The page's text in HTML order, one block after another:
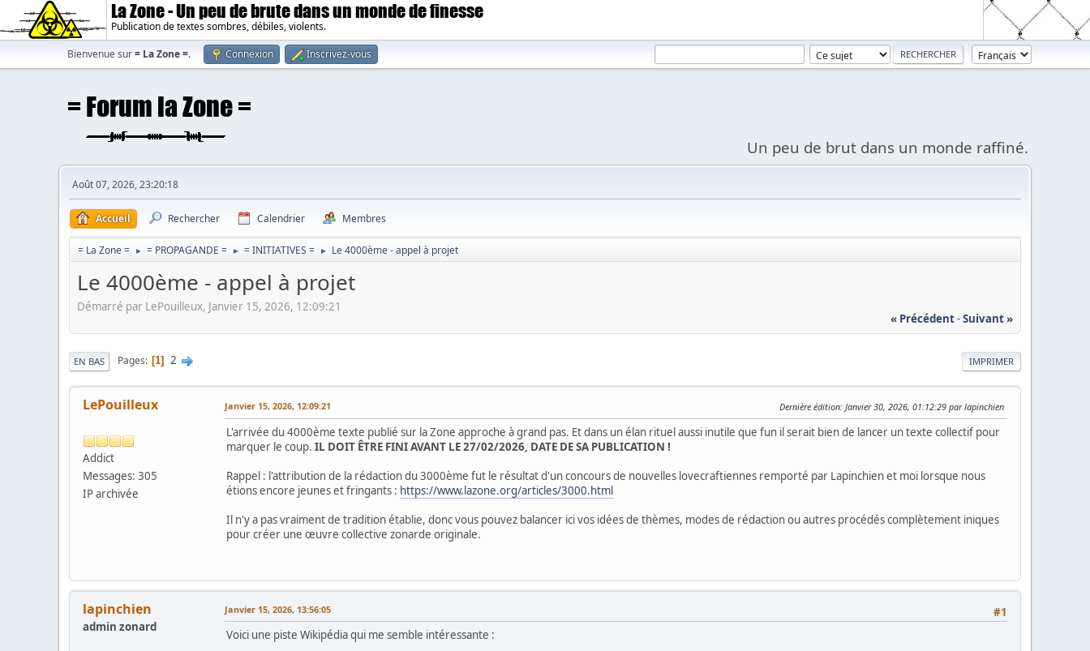
La Zone - Un peu de brute dans un monde de finesse
Publication de textes sombres, débiles, violents.
Bienvenue sur= La Zone =. Connexion Inscrivez-vous
Un peu de brut dans un monde raffiné.
Août 07, 2026, 23:20:18
Accueil Rechercher Calendrier Membres
= La Zone = ► = PROPAGANDE = ► = INITIATIVES = ► Le 4000ème - appel à projet
Le 4000ème - appel à projet
Démarré par LePouilleux, Janvier 15, 2026, 12:09:21
« Précédent-Suivant »
IMPRIMER
EN BAS Pages 1 2
LePouilleux
Addict
Messages: 305
IP archivée
Janvier 15, 2026, 12:09:21 Dernière édition: Janvier 30, 2026, 01:12:29 par lapinchien
L'arrivée du 4000ème texte publié sur la Zone approche à grand pas. Et dans un élan rituel aussi inutile que fun il serait bien de lancer un texte collectif pour
marquer le coup. IL DOIT ÊTRE FINI AVANT LE 27/02/2026, DATE DE SA PUBLICATION !
Rappel : l'attribution de la rédaction du 3000ème fut le résultat d'un concours de nouvelles lovecraftiennes remporté par Lapinchien et moi lorsque nous
étions encore jeunes et fringants : https://www.lazone.org/articles/3000.html
Il n'y a pas vraiment de tradition établie, donc vous pouvez balancer ici vos idées de thèmes, modes de rédaction ou autres procédés complètement iniques
pour créer une œuvre collective zonarde originale.
lapinchien
admin zonard
#1
Janvier 15, 2026, 13:56:05
Voici une piste Wikipédia qui me semble intéressante :